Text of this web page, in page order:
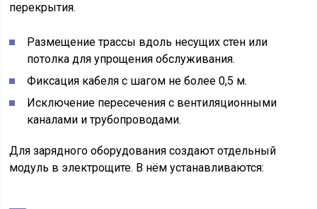
перекрытия.
Размещение трассы вдоль несущих стен или
потолка для упрощения обслуживания.
Фиксация кабеля с шагом не более 0,5 м.
Исключение пересечения с вентиляционными
каналами и трубопроводами.
Для зарядного оборудования создают отдельный
модуль в электрощите. В нём устанавливаются: